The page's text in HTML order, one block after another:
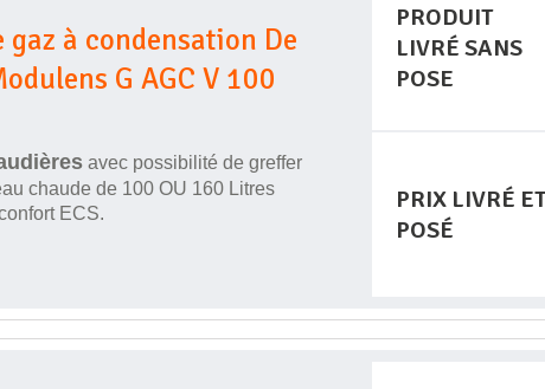
gaz à condensation De
G AGC V 100
avec possibilité de greffer
chaude de 100 OU 160 Litres
ECS.
PRODUIT
LIVRÉ SANS
POSE
PRIX LIVRÉ
POSÉ